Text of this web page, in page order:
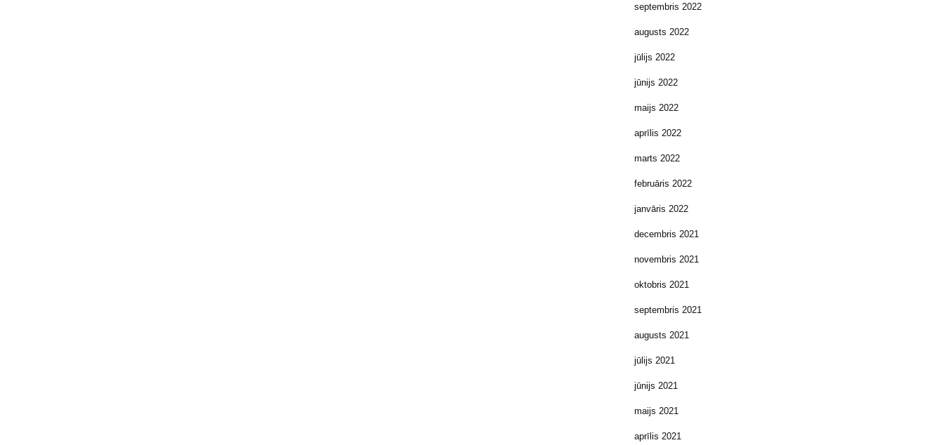
septembris 2022
augusts 2022
jūlijs 2022
jūnijs 2022
maijs 2022
aprīlis 2022
marts 2022
februāris 2022
janvāris 2022
decembris 2021
novembris 2021
oktobris 2021
septembris 2021
augusts 2021
jūlijs 2021
jūnijs 2021
maijs 2021
aprīlis 2021